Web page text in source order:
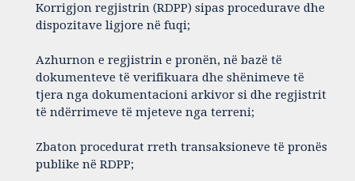
Korrigjon regjistrin (RDPP) sipas procedurave dhe
dispozitave ligjore në fuqi;
Azhurnon e regjistrin e pronën, në bazë të
dokumenteve të verifikuara dhe shënimeve të
tjera nga dokumentacioni arkivor si dhe regjistrit
të ndërrimeve të mjeteve nga terreni;
Zbaton procedurat rreth transaksioneve të pronës
publike në RDPP;